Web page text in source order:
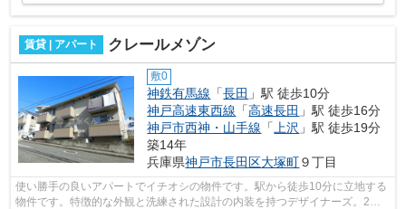
賃貸 | アパート クレールメゾン
敷0
神鉄有馬線 「長田 」駅 徒歩10分
神戸高速東西線 「高速長田 」駅 徒歩16分
神戸市西神・山手線 「 上沢 」駅 徒歩19分
築14年
兵庫県神戸市長田区大塚町９丁目
使い勝手の良いアパートでイチオシの物件です。駅から徒歩10分に立地する
物件です。特徴的な外観と洗練された設計の内装を持つデザイナーズ。2つ